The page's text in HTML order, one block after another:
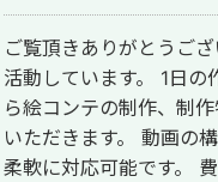
ご覧頂きありがとうございます。 2020年より動画制作の
活動しています。 1日の作業
ら絵コンテの制作、制
いただきます。 動画の
柔軟に対応可能です。